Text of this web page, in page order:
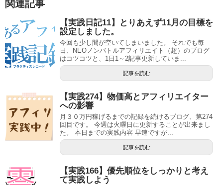
関連記事
【実践日記11】とりあえず11月の目標を
設定しました。
今回も少し間が空いてしまいました。 それでも毎
日、NEOノンバトルアフィリエイト（超）のブログ
はコツコツと、1日1～2記事更新していま...
記事を読む
【実践274】物価高とアフィリエイター
への影響
月３０万円稼げるまでの記録を続けるブログ、第274
回目です。 今週は火曜日に更新することが出来まし
た。 本日までの実践内容 早速ですが...
記事を読む
【実践166】優先順位をしっかりと考え
て実践しよう